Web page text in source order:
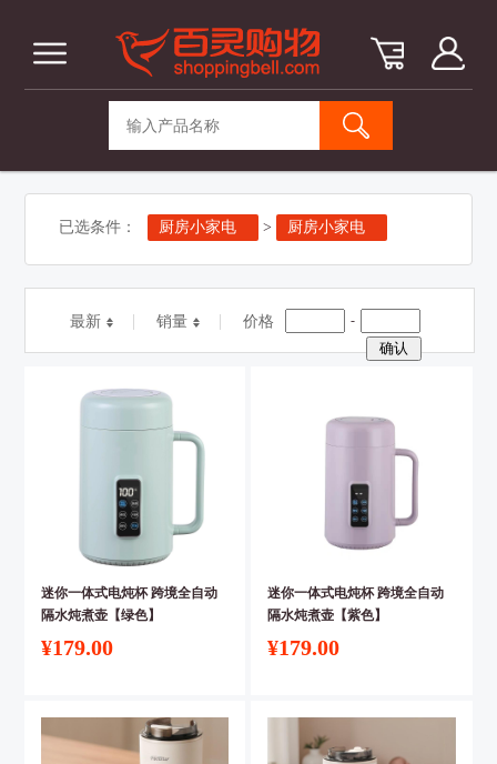
已选条件： 厨房小家电 > 厨房小家电
最新 销量 价格 -
迷你一体式电炖杯 跨境全自动
隔水炖煮壶【绿色】
¥179.00
迷你一体式电炖杯 跨境全自动
隔水炖煮壶【紫色】
¥179.00